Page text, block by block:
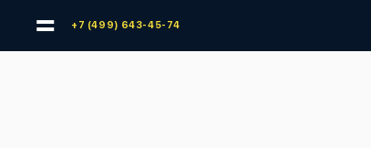
+7 (499) 643-45-74